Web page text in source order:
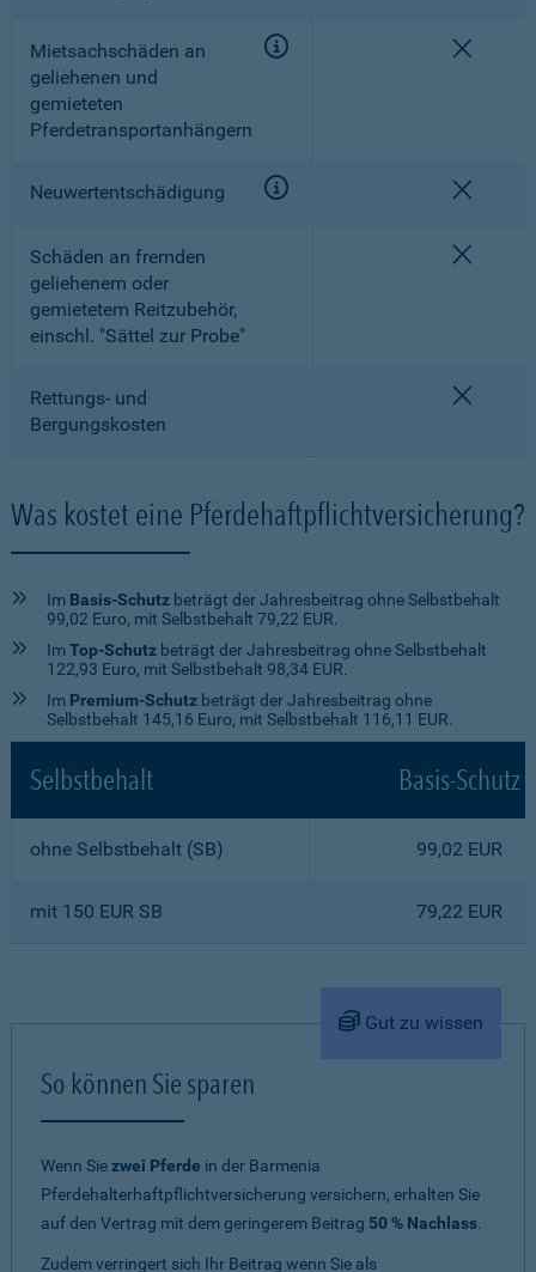
Mietsachschäden an
geliehenen und
gemieteten
Pferdetransportanhängern
Neuwertentschädigung
Schäden an fremden
geliehenem oder
gemietetem Reitzubehör,
einschl. "Sättel zur Probe"
Rettungs- und
Bergungskosten
Was kostet eine Pferdehaftpflichtversicherung?
Im Basis-Schutz beträgt der Jahresbeitrag ohne Selbstbehalt
99,02 Euro, mit Selbstbehalt 79,22 EUR.
ImTop-Schutz beträgt der Jahresbeitrag ohne Selbstbehalt
122,93 Euro, mit Selbstbehalt 98,34 EUR.
Im Premium-Schutz beträgt der Jahresbeitrag ohne
Selbstbehalt 145,16 Euro, mit Selbstbehalt 116,11 EUR.
Selbstbehalt Basis-Schutz
ohne Selbstbehalt (SB) 99,02 EUR
mit 150 EUR SB 79,22 EUR
Gut zu wissen
So können Sie sparen
Wenn Siezwei Pferde in der Barmenia
Pferdehalterhaftpflichtversicherung versichern, erhalten Sie
auf den Vertrag mit dem geringerem Beitrag 50 % Nachlass.
Zudem verringert sich Ihr Beitrag wenn Sie als